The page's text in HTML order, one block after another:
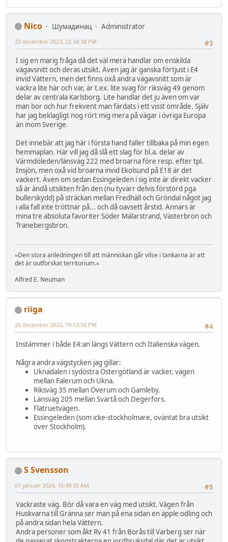
Nico Шумадинац
Administrator
#3
23 december 2023, 22:34:38 PM
I sig en marig fråga då det väl mera handlar om enskilda
vägavsnitt och deras utsikt. Även jag är ganska förtjust i E4
invid Vättern, men det finns oxå andra vägavsnitt som är
vackra lite här och var, är t.ex. lite svag för riksväg 49 genom
delar av centrala Karlsborg. Lite handlar det ju även om var
man bor och hur frekvent man färdats i ett visst område. Själv
har jag beklagligt nog rört mig mera på vägar i övriga Europa
än inom Sverige.
Det innebär att jag här i första hand faller tillbaka på min egen
hemmaplan. Här vill jag då slå ett slag för bl.a. delar av
Värmdöleden/länsväg 222 med broarna före resp. efter tpl.
Insjön, men oxå vid broarna invid Ekolsund på E18 är det
vackert. Även om sedan Essingeleden i sig inte är direkt vacker
så är ändå utsikten från den (nu tyvärr delvis förstörd pga
bullerskydd) på sträckan mellan Fredhäll och Gröndal något jag
i alla fall inte tröttnar på... och då oavsett årstid. Annars är
mina tre absoluta favoriter Söder Mälarstrand, Västerbron och
Tranebergsbron.
»Den stora anledningen till att människan går vilse i tankarna är att
det är outforskat territorium.«
Alfred E. Neuman
riiga
#4
26 december 2023, 19:13:50 PM
Instämmer i både E4:an längs Vättern och Italienska vägen.
Några andra vägstycken jag gillar:
Uknadalen i sydöstra Östergötland är vacker, vägen
mellan Falerum och Ukna.
Riksväg 35 mellan Överum och Gamleby.
Länsväg 205 mellan Svartå och Degerfors.
Flatruetvägen.
Essingeleden (som icke-stockholmare, oväntat bra utsikt
över Stockholm).
S Svensson
#5
01 januari 2024, 10:49:35 AM
Vackraste väg. Bör då vara en väg med utsikt. Vägen från
Huskvarna till Gränna ser man på ena sidan en äpple odling och
på andra sidan hela Vättern.
Andra personer som åkt Rv 41 från Borås till Varberg ser när